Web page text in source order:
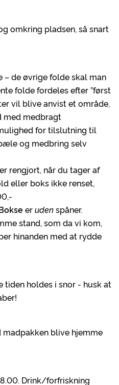
omkring pladsen, så snart
– de øvrige folde skal man
folde fordeles efter ”først
vil blive anvist et område,
med medbragt
for tilslutning til
og medbring selv
rengjort, når du tager af
eller boks ikke renset,
erudenspåner.
stand, som da vi kom,
hinanden med at rydde
tiden holdes i snor - husk at
madpakken blive hjemme
Drink/forfriskning